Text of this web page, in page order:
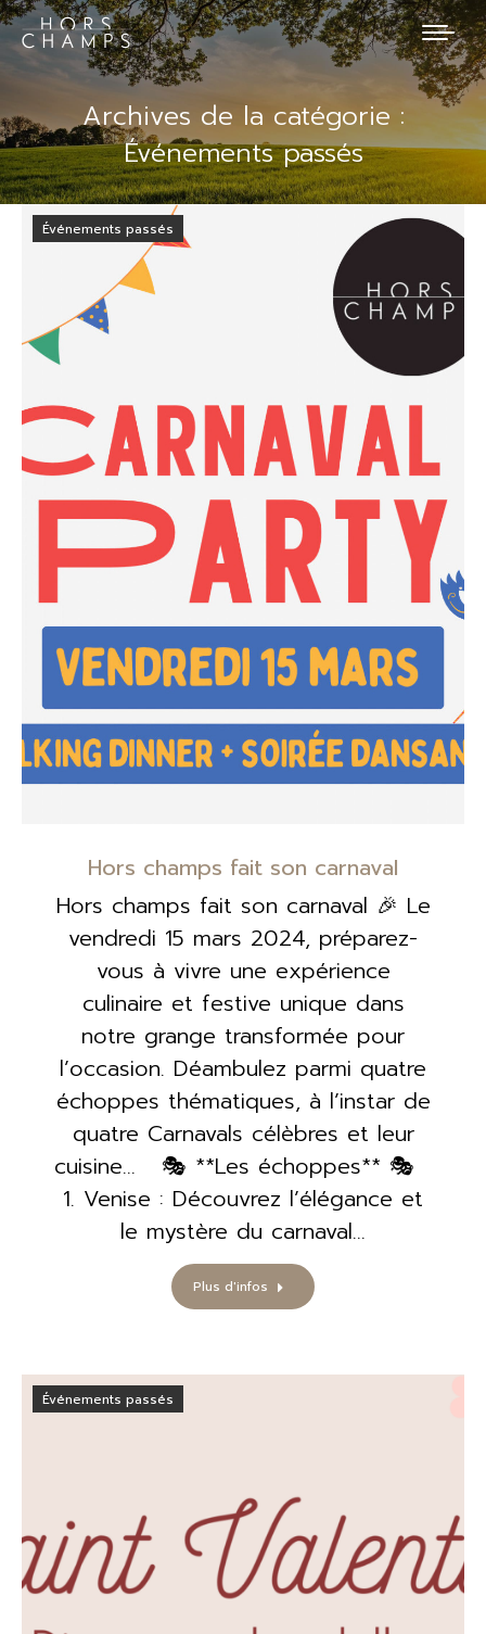
Archives de la catégorie :
Événements passés
Événements passés
Hors champs fait son carnaval
Hors champs fait son carnaval 🎉 Le
vendredi 15 mars 2024, préparez-
vous à vivre une expérience
culinaire et festive unique dans
notre grange transformée pour
l’occasion. Déambulez parmi quatre
échoppes thématiques, à l’instar de
quatre Carnavals célèbres et leur
cuisine… 🎭 **Les échoppes** 🎭
1. Venise : Découvrez l’élégance et
le mystère du carnaval…
Plus d'infos
Événements passés